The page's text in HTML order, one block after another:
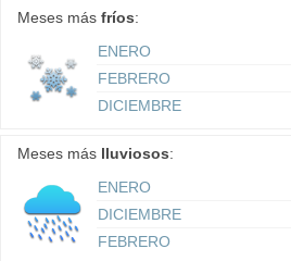
Meses más fríos:
ENERO
FEBRERO
DICIEMBRE
Meses más lluviosos:
ENERO
DICIEMBRE
FEBRERO